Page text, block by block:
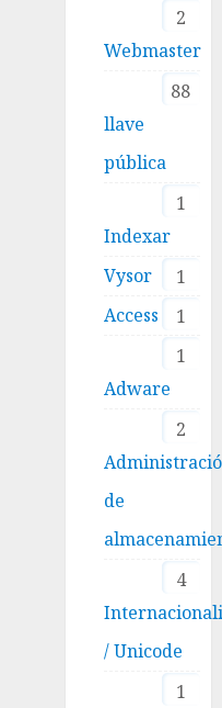
2
Webmaster
88
llave
pública
1
Indexar
1
Vysor
1
Access
1
Adware
2
de
4
/ Unicode
1